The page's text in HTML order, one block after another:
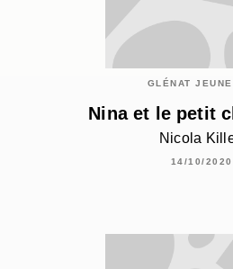
GLÉNAT
Nina et le petit
Nicola
14/10/2020